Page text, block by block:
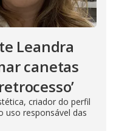
Leandra
canetas
criador do perfil
uso responsável das